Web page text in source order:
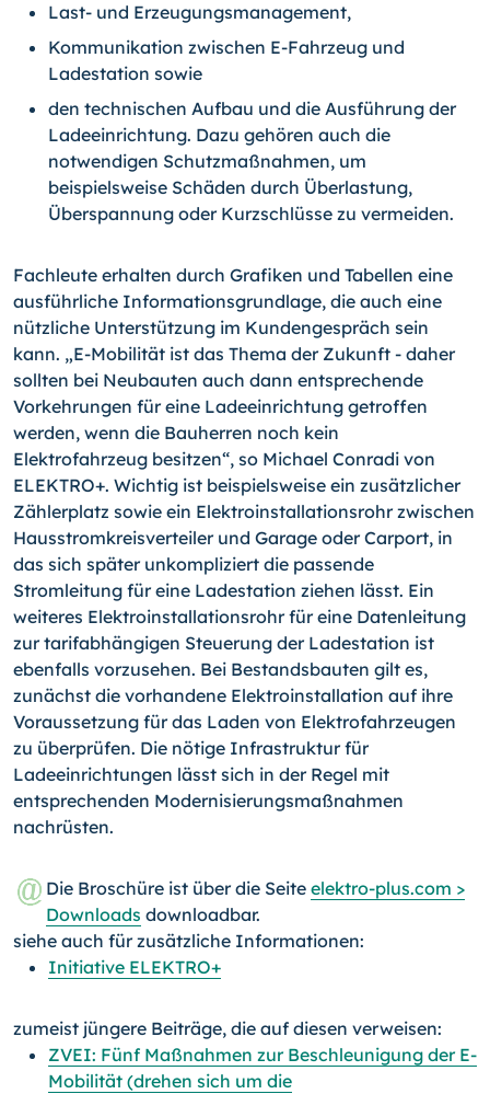
Last- und Erzeugungsmanagement,
Kommunikation zwischen E-Fahrzeug und
Ladestation sowie
den technischen Aufbau und die Ausführung der
Ladeeinrichtung. Dazu gehören auch die
notwendigen Schutzmaßnahmen, um
beispielsweise Schäden durch Überlastung,
Überspannung oder Kurzschlüsse zu vermeiden.
Fachleute erhalten durch Grafiken und Tabellen eine
ausführliche Informationsgrundlage, die auch eine
nützliche Unterstützung im Kundengespräch sein
kann. „E-Mobilität ist das Thema der Zukunft - daher
sollten bei Neubauten auch dann entsprechende
Vorkehrungen für eine Ladeeinrichtung getroffen
werden, wenn die Bauherren noch kein
Elektrofahrzeug besitzen“, so Michael Conradi von
ELEKTRO+. Wichtig ist beispielsweise ein zusätzlicher
Zählerplatz sowie ein Elektroinstallationsrohr zwischen
Hausstromkreisverteiler und Garage oder Carport, in
das sich später unkompliziert die passende
Stromleitung für eine Ladestation ziehen lässt. Ein
weiteres Elektroinstallationsrohr für eine Datenleitung
zur tarifabhängigen Steuerung der Ladestation ist
ebenfalls vorzusehen. Bei Bestandsbauten gilt es,
zunächst die vorhandene Elektroinstallation auf ihre
Voraussetzung für das Laden von Elektrofahrzeugen
zu überprüfen. Die nötige Infrastruktur für
Ladeeinrichtungen lässt sich in der Regel mit
entsprechenden Modernisierungsmaßnahmen
nachrüsten.
Die Broschüre ist über die Seite elektro-plus.com >
Downloads downloadbar.
siehe auch für zusätzliche Informationen:
Initiative ELEKTRO+
zumeist jüngere Beiträge, die auf diesen verweisen:
ZVEI: Fünf Maßnahmen zur Beschleunigung der E-
Mobilität (drehen sich um die